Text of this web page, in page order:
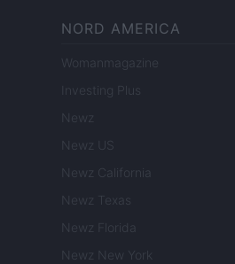
NORD AMERICA
Womanmagazine
Investing Plus
Newz
Newz US
Newz California
Newz Texas
Newz Florida
Newz New York